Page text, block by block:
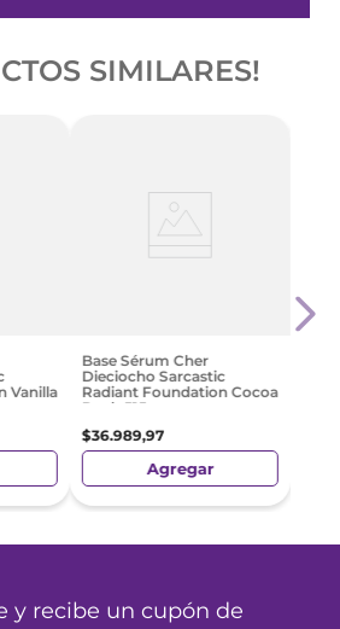
SIMILARES!
Vanilla
Base Sérum Cher
Dieciocho Sarcastic
Radiant Foundation Cocoa
Dusk 515
$36.989,97
Agregar
y recibe un cupón de